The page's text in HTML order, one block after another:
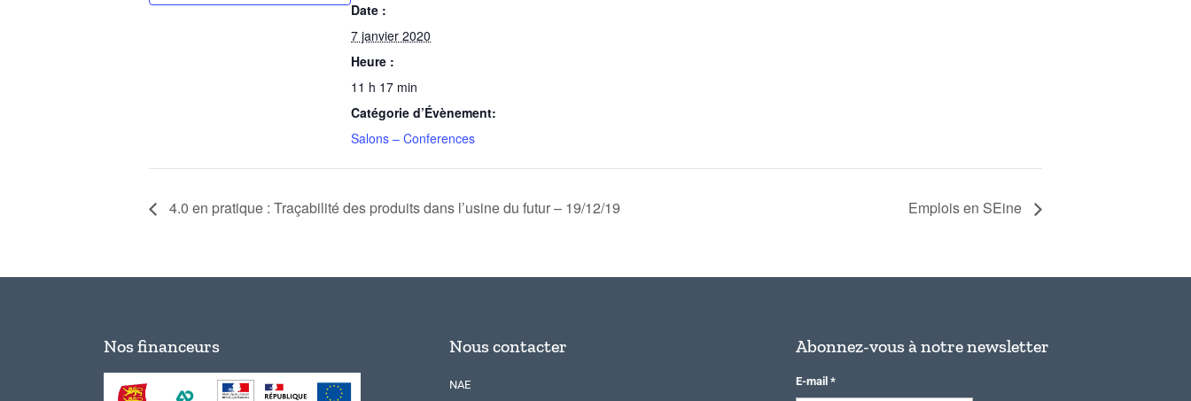
Date :
7 janvier 2020
Heure :
11 h 17 min
Catégorie d’Évènement:
Salons – Conferences
4.0 en pratique : Traçabilité des produits dans l’usine du futur – 19/12/19 Emplois en SEine
Nos financeurs Nous contacter
NAE
Abonnez-vous à notre newsletter
E-mail *